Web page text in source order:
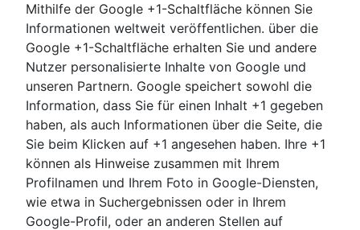
Mithilfe der Google +1-Schaltfläche können Sie
Informationen weltweit veröffentlichen. über die
Google +1-Schaltfläche erhalten Sie und andere
Nutzer personalisierte Inhalte von Google und
unseren Partnern. Google speichert sowohl die
Information, dass Sie für einen Inhalt +1 gegeben
haben, als auch Informationen über die Seite, die
Sie beim Klicken auf +1 angesehen haben. Ihre +1
können als Hinweise zusammen mit Ihrem
Profilnamen und Ihrem Foto in Google-Diensten,
wie etwa in Suchergebnissen oder in Ihrem
Google-Profil, oder an anderen Stellen auf